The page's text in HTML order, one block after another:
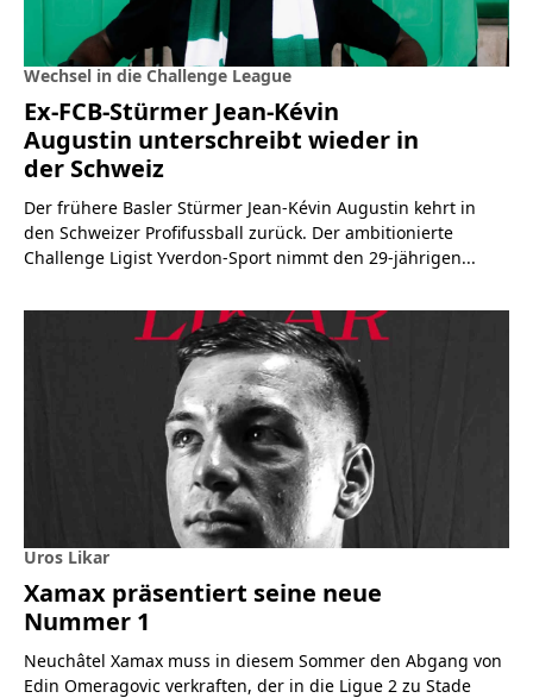
Wechsel in die Challenge League
Ex-FCB-Stürmer Jean-Kévin
Augustin unterschreibt wieder in
der Schweiz
Der frühere Basler Stürmer Jean-Kévin Augustin kehrt in
den Schweizer Profifussball zurück. Der ambitionierte
Challenge Ligist Yverdon-Sport nimmt den 29-jährigen...
Uros Likar
Xamax präsentiert seine neue
Nummer 1
Neuchâtel Xamax muss in diesem Sommer den Abgang von
Edin Omeragovic verkraften, der in die Ligue 2 zu Stade